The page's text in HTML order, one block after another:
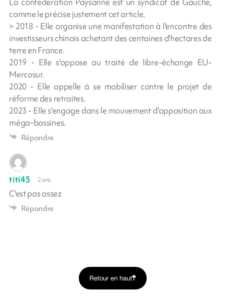
comme le précise justement cet article.
> 2018 - Elle organise une manifestation à l'encontre des
investisseurs chinois achetant des centaines d'hectares de
terre en France.
2019 - Elle s'oppose au traité de libre-échange EU-
Mercosur.
2020 - Elle appelle à se mobiliser contre le projet de
réforme des retraites.
2023 - Elle s'engage dans le mouvement d'opposition aux
méga-bassines.
Répondre
titi45 2 ans
C'est pas assez
Répondre
Retour en haut